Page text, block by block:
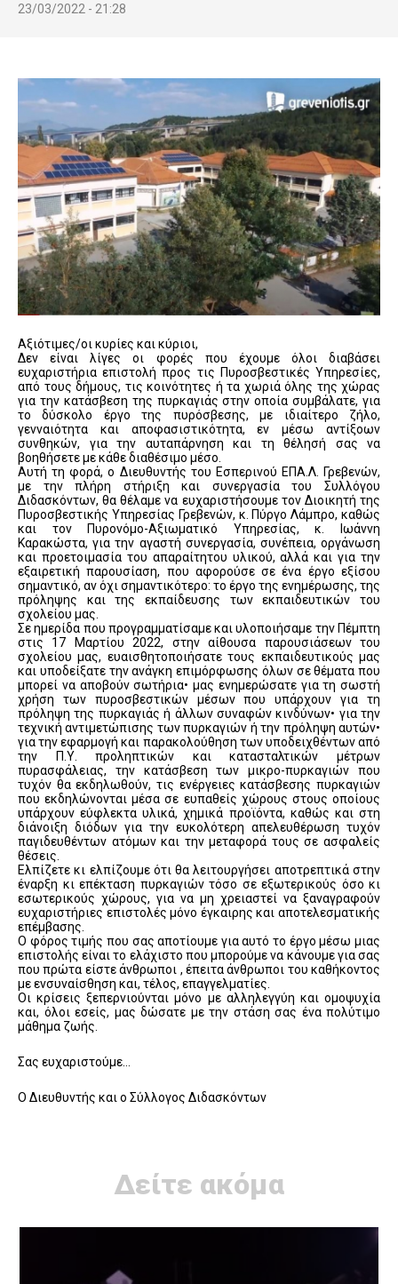
23/03/2022 - 21:28
Αξιότιμες/οι κυρίες και κύριοι,
Δεν είναι λίγες οι φορές που έχουμε όλοι διαβάσει
ευχαριστήρια επιστολή προς τις Πυροσβεστικές Υπηρεσίες,
από τους δήμους, τις κοινότητες ή τα χωριά όλης της χώρας
για την κατάσβεση της πυρκαγιάς στην οποία συμβάλατε, για
το δύσκολο έργο της πυρόσβεσης, με ιδιαίτερο ζήλο,
γενναιότητα και αποφασιστικότητα, εν μέσω αντίξοων
συνθηκών, για την αυταπάρνηση και τη θέλησή σας να
βοηθήσετε με κάθε διαθέσιμο μέσο.
Αυτή τη φορά, ο Διευθυντής του Εσπερινού ΕΠΑ.Λ. Γρεβενών,
με την πλήρη στήριξη και συνεργασία του Συλλόγου
Διδασκόντων, θα θέλαμε να ευχαριστήσουμε τον Διοικητή της
Πυροσβεστικής Υπηρεσίας Γρεβενών, κ. Πύργο Λάμπρο, καθώς
και τον Πυρονόμο-Αξιωματικό Υπηρεσίας, κ. Ιωάννη
Καρακώστα, για την αγαστή συνεργασία, συνέπεια, οργάνωση
και προετοιμασία του απαραίτητου υλικού, αλλά και για την
εξαιρετική παρουσίαση, που αφορούσε σε ένα έργο εξίσου
σημαντικό, αν όχι σημαντικότερο: το έργο της ενημέρωσης, της
πρόληψης και της εκπαίδευσης των εκπαιδευτικών του
σχολείου μας.
Σε ημερίδα που προγραμματίσαμε και υλοποιήσαμε την Πέμπτη
στις 17 Μαρτίου 2022, στην αίθουσα παρουσιάσεων του
σχολείου μας, ευαισθητοποιήσατε τους εκπαιδευτικούς μας
και υποδείξατε την ανάγκη επιμόρφωσης όλων σε θέματα που
μπορεί να αποβούν σωτήρια• μας ενημερώσατε για τη σωστή
χρήση των πυροσβεστικών μέσων που υπάρχουν για τη
πρόληψη της πυρκαγιάς ή άλλων συναφών κινδύνων• για την
τεχνική αντιμετώπισης των πυρκαγιών ή την πρόληψη αυτών•
για την εφαρμογή και παρακολούθηση των υποδειχθέντων από
την Π.Υ. προληπτικών και κατασταλτικών μέτρων
πυρασφάλειας, την κατάσβεση των μικρο-πυρκαγιών που
τυχόν θα εκδηλωθούν, τις ενέργειες κατάσβεσης πυρκαγιών
που εκδηλώνονται μέσα σε ευπαθείς χώρους στους οποίους
υπάρχουν εύφλεκτα υλικά, χημικά προϊόντα, καθώς και στη
διάνοιξη διόδων για την ευκολότερη απελευθέρωση τυχόν
παγιδευθέντων ατόμων και την μεταφορά τους σε ασφαλείς
θέσεις.
Ελπίζετε κι ελπίζουμε ότι θα λειτουργήσει αποτρεπτικά στην
έναρξη κι επέκταση πυρκαγιών τόσο σε εξωτερικούς όσο κι
εσωτερικούς χώρους, για να μη χρειαστεί να ξαναγραφούν
ευχαριστήριες επιστολές μόνο έγκαιρης και αποτελεσματικής
επέμβασης.
Ο φόρος τιμής που σας αποτίουμε για αυτό το έργο μέσω μιας
επιστολής είναι το ελάχιστο που μπορούμε να κάνουμε για σας
που πρώτα είστε άνθρωποι , έπειτα άνθρωποι του καθήκοντος
με ενσυναίσθηση και, τέλος, επαγγελματίες.
Οι κρίσεις ξεπερνιούνται μόνο με αλληλεγγύη και ομοψυχία
και, όλοι εσείς, μας δώσατε με την στάση σας ένα πολύτιμο
μάθημα ζωής.
Σας ευχαριστούμε…
Ο Διευθυντής και ο Σύλλογος Διδασκόντων
Δείτε ακόμα